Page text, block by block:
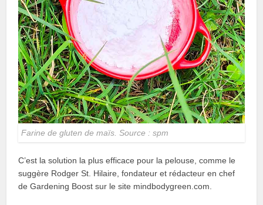
Farine de gluten de maïs. Source : spm
C’est la solution la plus efficace pour la pelouse, comme le
suggère Rodger St. Hilaire, fondateur et rédacteur en chef
de Gardening Boost sur le site mindbodygreen.com.